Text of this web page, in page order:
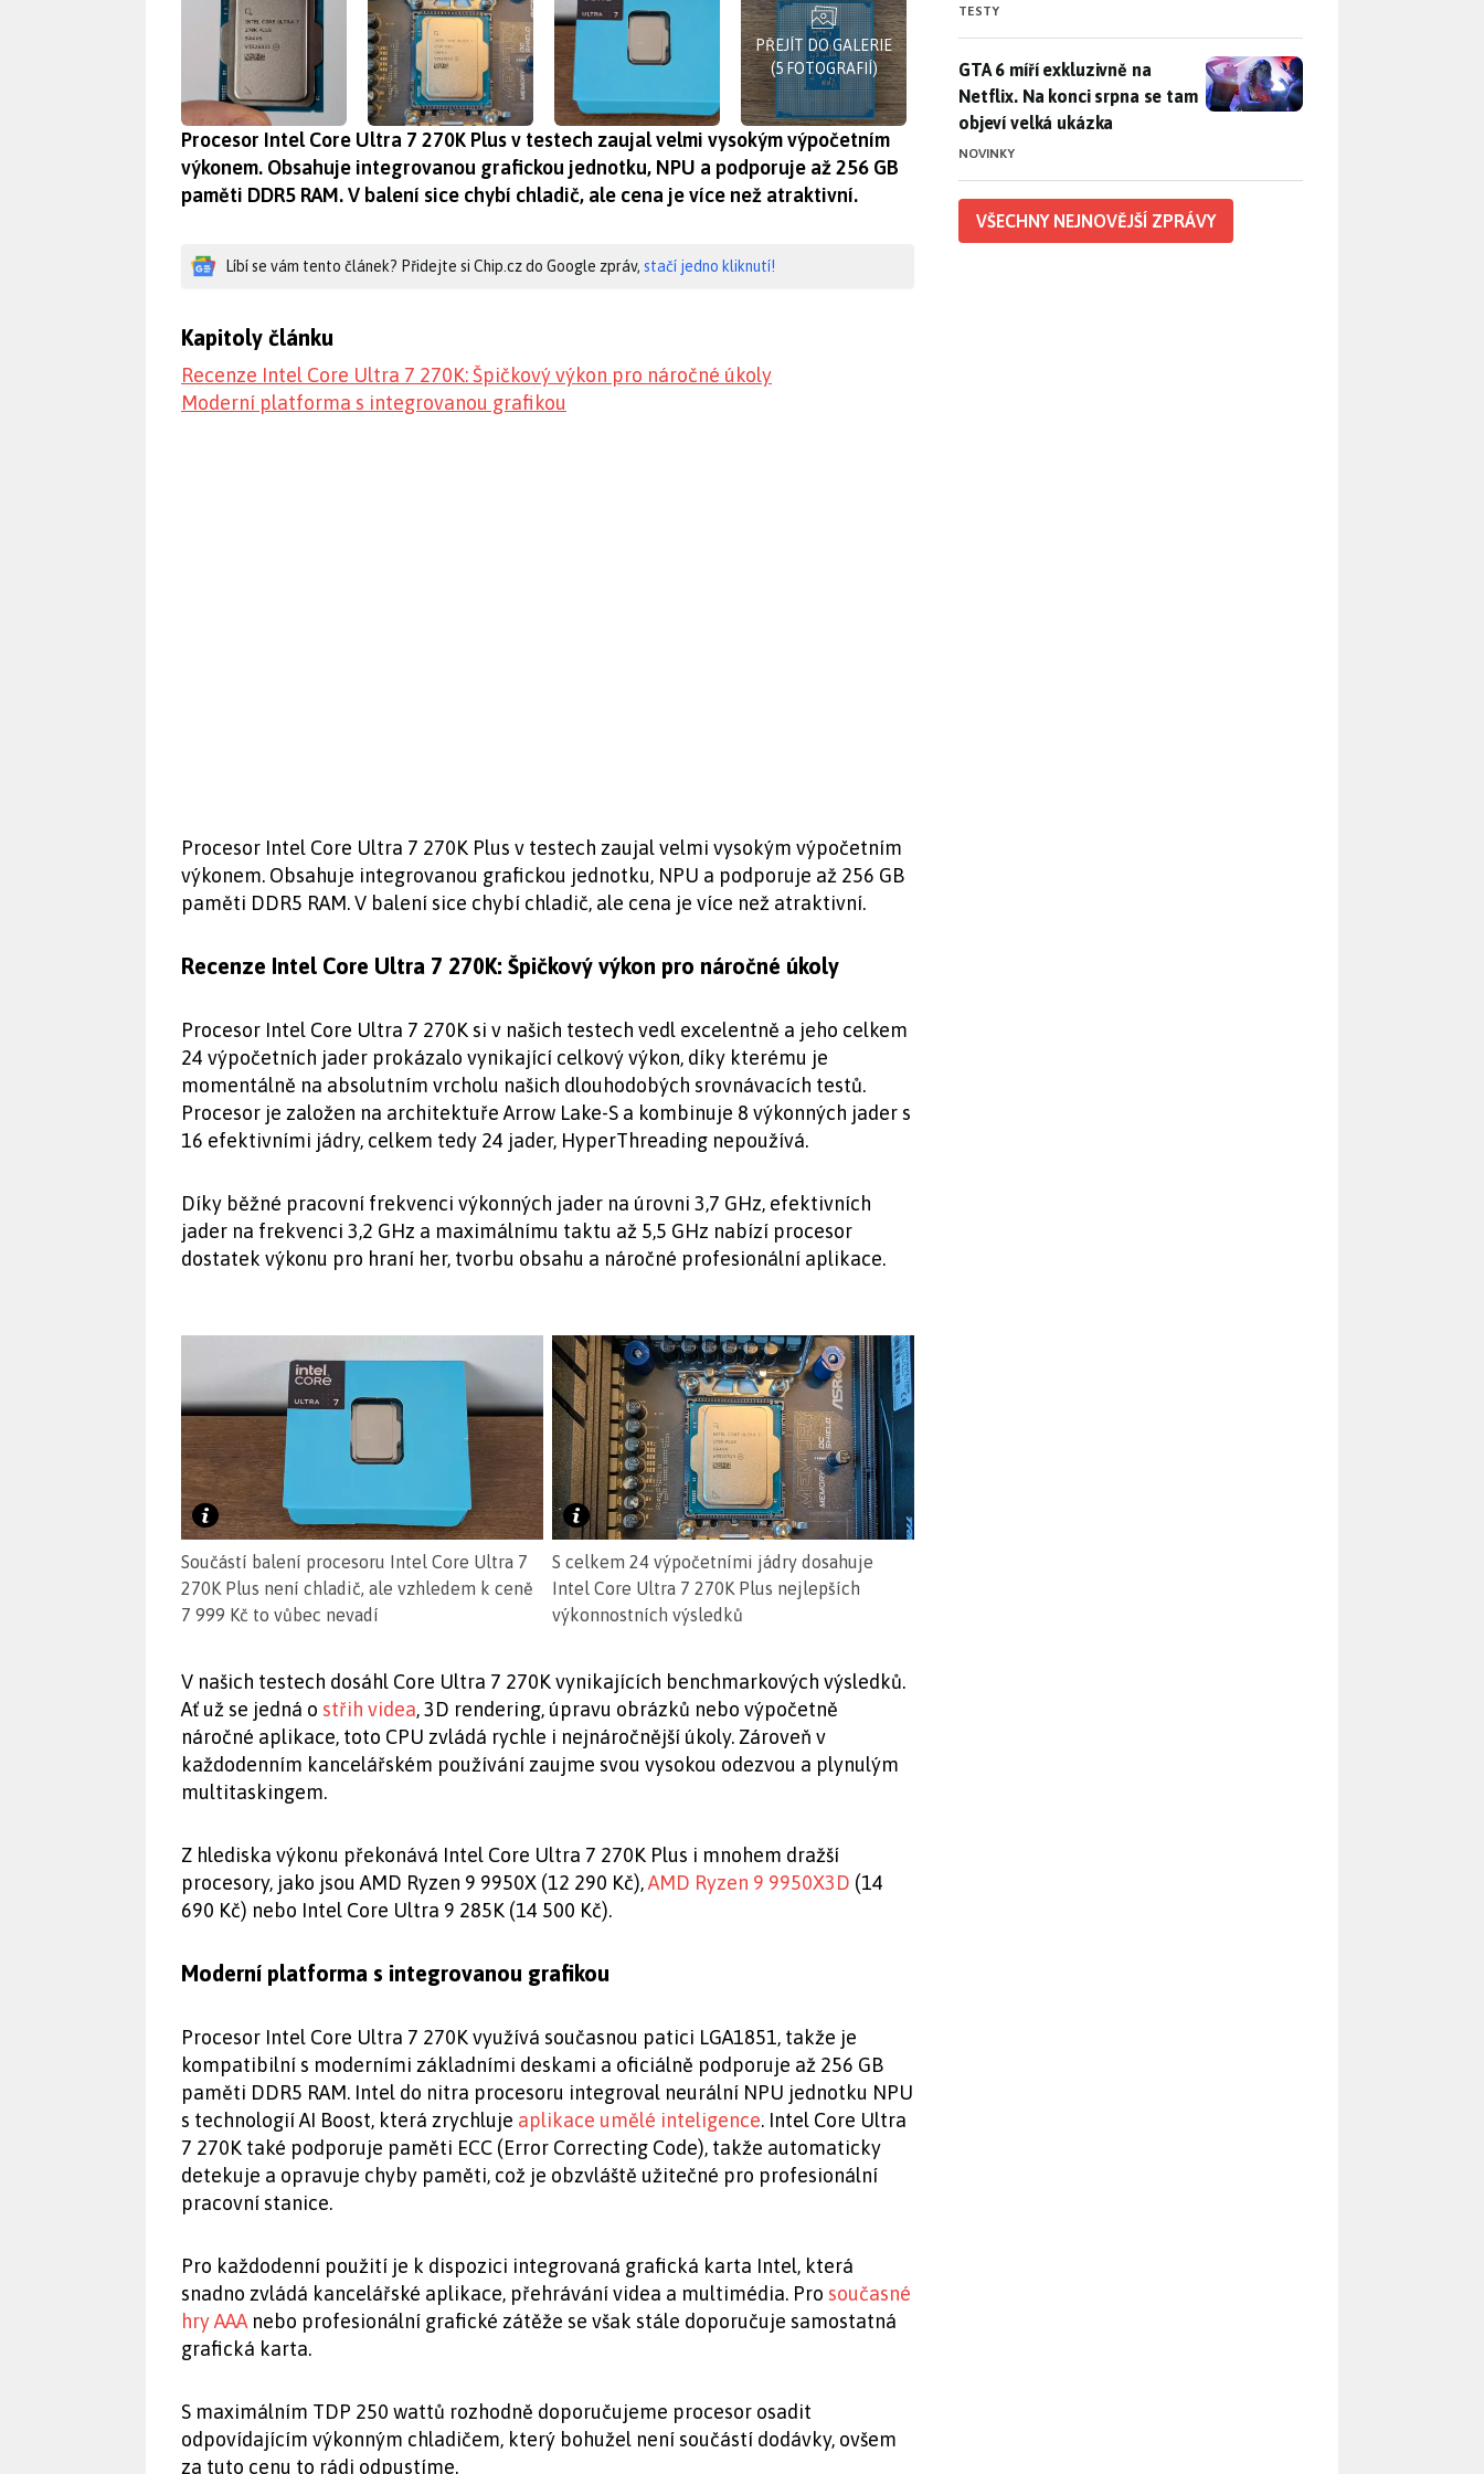
PŘEJÍT DO GALERIE
(5 FOTOGRAFIÍ)
Procesor Intel Core Ultra 7 270K Plus v testech zaujal velmi vysokým výpočetním
výkonem. Obsahuje integrovanou grafickou jednotku, NPU a podporuje až 256 GB
paměti DDR5 RAM. V balení sice chybí chladič, ale cena je více než atraktivní.
Líbí se vám tento článek? Přidejte si Chip.cz do Google zpráv, stačí jedno kliknutí!
Kapitoly článku
Recenze Intel Core Ultra 7 270K: Špičkový výkon pro náročné úkoly
Moderní platforma s integrovanou grafikou
Procesor Intel Core Ultra 7 270K Plus v testech zaujal velmi vysokým výpočetním
výkonem. Obsahuje integrovanou grafickou jednotku, NPU a podporuje až 256 GB
paměti DDR5 RAM. V balení sice chybí chladič, ale cena je více než atraktivní.
Recenze Intel Core Ultra 7 270K: Špičkový výkon pro náročné úkoly
Procesor Intel Core Ultra 7 270K si v našich testech vedl excelentně a jeho celkem
24 výpočetních jader prokázalo vynikající celkový výkon, díky kterému je
momentálně na absolutním vrcholu našich dlouhodobých srovnávacích testů.
Procesor je založen na architektuře Arrow Lake-S a kombinuje 8 výkonných jader s
16 efektivními jádry, celkem tedy 24 jader, HyperThreading nepoužívá.
Díky běžné pracovní frekvenci výkonných jader na úrovni 3,7 GHz, efektivních
jader na frekvenci 3,2 GHz a maximálnímu taktu až 5,5 GHz nabízí procesor
dostatek výkonu pro hraní her, tvorbu obsahu a náročné profesionální aplikace.
Součástí balení procesoru Intel Core Ultra 7
270K Plus není chladič, ale vzhledem k ceně
7 999 Kč to vůbec nevadí
S celkem 24 výpočetními jádry dosahuje
Intel Core Ultra 7 270K Plus nejlepších
výkonnostních výsledků
V našich testech dosáhl Core Ultra 7 270K vynikajících benchmarkových výsledků.
Ať už se jedná o střih videa, 3D rendering, úpravu obrázků nebo výpočetně
náročné aplikace, toto CPU zvládá rychle i nejnáročnější úkoly. Zároveň v
každodenním kancelářském používání zaujme svou vysokou odezvou a plynulým
multitaskingem.
Z hlediska výkonu překonává Intel Core Ultra 7 270K Plus i mnohem dražší
procesory, jako jsou AMD Ryzen 9 9950X (12 290 Kč),AMD Ryzen 9 9950X3D (14
690 Kč) nebo Intel Core Ultra 9 285K (14 500 Kč).
Moderní platforma s integrovanou grafikou
Procesor Intel Core Ultra 7 270K využívá současnou patici LGA1851, takže je
kompatibilní s moderními základními deskami a oficiálně podporuje až 256 GB
paměti DDR5 RAM. Intel do nitra procesoru integroval neurální NPU jednotku NPU
s technologií AI Boost, která zrychluje aplikace umělé inteligence. Intel Core Ultra
7 270K také podporuje paměti ECC (Error Correcting Code), takže automaticky
detekuje a opravuje chyby paměti, což je obzvláště užitečné pro profesionální
pracovní stanice.
Pro každodenní použití je k dispozici integrovaná grafická karta Intel, která
snadno zvládá kancelářské aplikace, přehrávání videa a multimédia. Pro současné
hry AAA nebo profesionální grafické zátěže se však stále doporučuje samostatná
grafická karta.
S maximálním TDP 250 wattů rozhodně doporučujeme procesor osadit
odpovídajícím výkonným chladičem, který bohužel není součástí dodávky, ovšem
za tuto cenu to rádi odpustíme.
TESTY
GTA 6 míří exkluzivně na Netflix. Na konci srpna se tam objeví
GTA 6 míří exkluzivně na
Netflix. Na konci srpna se tam
objeví velká ukázka
NOVINKY
VŠECHNY NEJNOVĚJŠÍ ZPRÁVY